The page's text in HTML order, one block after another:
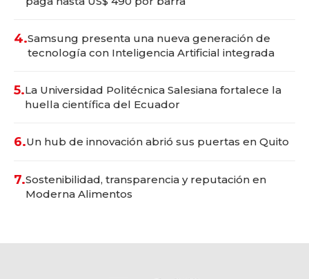
4.Samsung presenta una nueva generación de
tecnología con Inteligencia Artificial integrada
5.La Universidad Politécnica Salesiana fortalece la
huella científica del Ecuador
6.Un hub de innovación abrió sus puertas en Quito
7.Sostenibilidad, transparencia y reputación en
Moderna Alimentos